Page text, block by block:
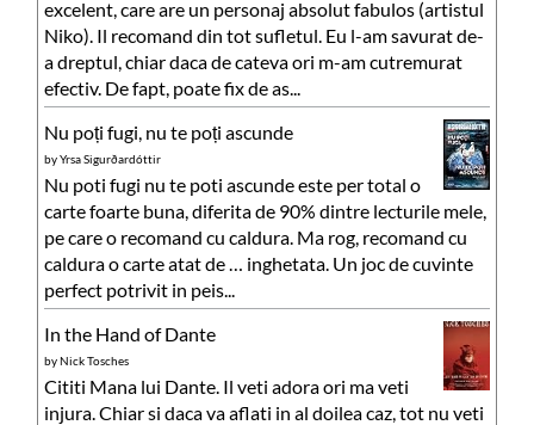
excelent, care are un personaj absolut fabulos (artistul
Niko). Il recomand din tot sufletul. Eu l-am savurat de-
a dreptul, chiar daca de cateva ori m-am cutremurat
efectiv. De fapt, poate fix de as...
Nu poți fugi, nu te poți ascunde
byYrsa Sigurðardóttir
Nu poti fugi nu te poti ascunde este per total o
carte foarte buna, diferita de 90% dintre lecturile mele,
pe care o recomand cu caldura. Ma rog, recomand cu
caldura o carte atat de … inghetata. Un joc de cuvinte
perfect potrivit in peis...
In the Hand of Dante
byNick Tosches
Cititi Mana lui Dante. Il veti adora ori ma veti
injura. Chiar si daca va aflati in al doilea caz, tot nu veti